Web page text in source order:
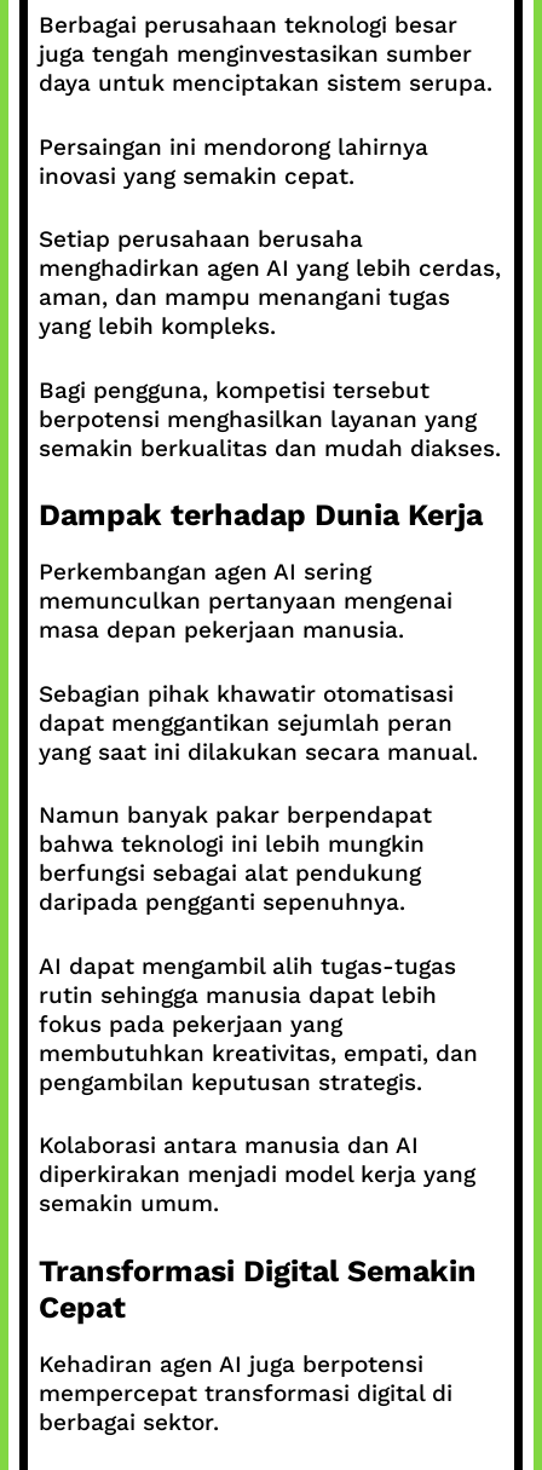
Berbagai perusahaan teknologi besar
juga tengah menginvestasikan sumber
daya untuk menciptakan sistem serupa.
Persaingan ini mendorong lahirnya
inovasi yang semakin cepat.
Setiap perusahaan berusaha
menghadirkan agen AI yang lebih cerdas,
aman, dan mampu menangani tugas
yang lebih kompleks.
Bagi pengguna, kompetisi tersebut
berpotensi menghasilkan layanan yang
semakin berkualitas dan mudah diakses.
Dampak terhadap Dunia Kerja
Perkembangan agen AI sering
memunculkan pertanyaan mengenai
masa depan pekerjaan manusia.
Sebagian pihak khawatir otomatisasi
dapat menggantikan sejumlah peran
yang saat ini dilakukan secara manual.
Namun banyak pakar berpendapat
bahwa teknologi ini lebih mungkin
berfungsi sebagai alat pendukung
daripada pengganti sepenuhnya.
AI dapat mengambil alih tugas-tugas
rutin sehingga manusia dapat lebih
fokus pada pekerjaan yang
membutuhkan kreativitas, empati, dan
pengambilan keputusan strategis.
Kolaborasi antara manusia dan AI
diperkirakan menjadi model kerja yang
semakin umum.
Transformasi Digital Semakin
Cepat
Kehadiran agen AI juga berpotensi
mempercepat transformasi digital di
berbagai sektor.